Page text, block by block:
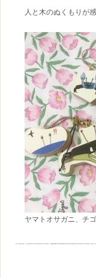
人と木のぬくもりが
ヤマトオサガニ、チ